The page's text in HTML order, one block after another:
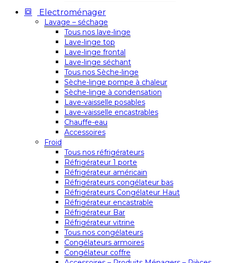
Electroménager
Lavage – séchage
Tous nos lave-linge
Lave-linge top
Lave-linge frontal
Lave-linge séchant
Tous nos Sèche-linge
Sèche-linge pompe à chaleur
Sèche-linge à condensation
Lave-vaisselle posables
Lave-vaisselle encastrables
Chauffe-eau
Accessoires
Froid
Tous nos réfrigérateurs
Réfrigérateur 1 porte
Réfrigérateur américain
Réfrigérateurs congélateur bas
Réfrigérateurs Congélateur Haut
Réfrigérateur encastrable
Réfrigérateur Bar
Réfrigérateur vitrine
Tous nos congélateurs
Congélateurs armoires
Congélateur coffre